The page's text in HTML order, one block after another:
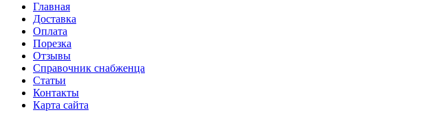
Главная
Доставка
Оплата
Порезка
Отзывы
Справочник снабженца
Статьи
Контакты
Карта сайта